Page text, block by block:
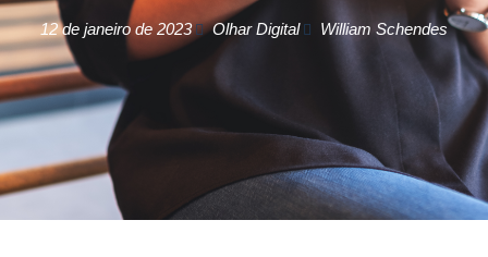
12 de janeiro de 2023 Olhar Digital William Schendes